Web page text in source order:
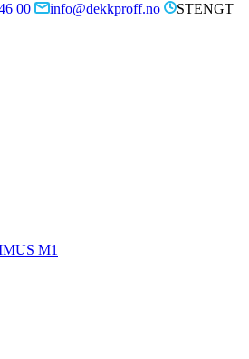
00 info@dekkproff.no
STENGT
M1